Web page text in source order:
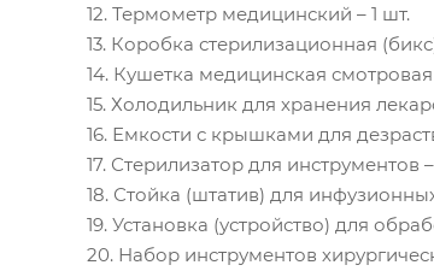
12. Термометр медицинский – 1 шт.
13. Коробка стерилизационная
14. Кушетка медицинская смотровая
15. Холодильник для хранения
16. Емкости с крышками для
17. Стерилизатор для инструментов
18. Стойка (штатив) для
19. Установка (устройство) для
20. Набор инструментов